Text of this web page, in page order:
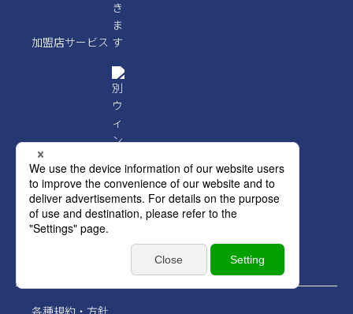
加盟店サービス